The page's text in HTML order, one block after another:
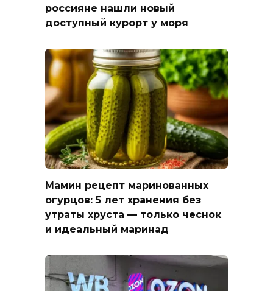
россияне нашли новый
доступный курорт у моря
Мамин рецепт маринованных
огурцов: 5 лет хранения без
утраты хруста — только чеснок
и идеальный маринад